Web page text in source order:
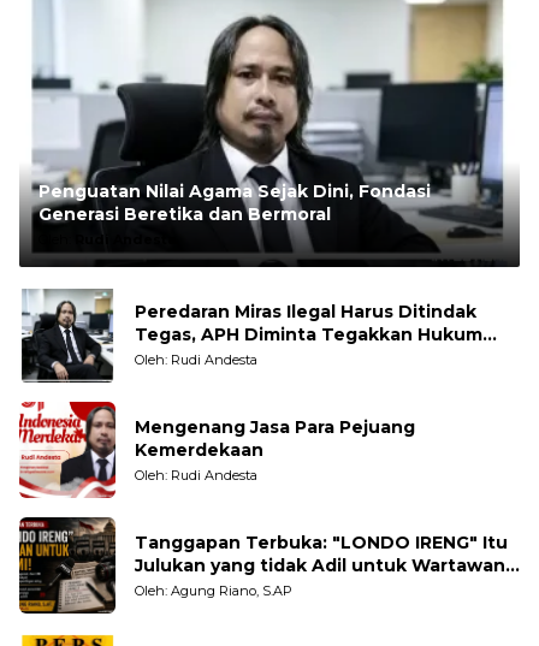
Penguatan Nilai Agama Sejak Dini, Fondasi
Generasi Beretika dan Bermoral
Rudi Andesta
Peredaran Miras Ilegal Harus Ditindak
Tegas, APH Diminta Tegakkan Hukum
Tanpa Pandang Bulu
Oleh: Rudi Andesta
Mengenang Jasa Para Pejuang
Kemerdekaan
Oleh: Rudi Andesta
Tanggapan Terbuka: "LONDO IRENG" Itu
Julukan yang tidak Adil untuk Wartawan,
Pengamat dan LSM
Oleh: Agung Riano, S.AP